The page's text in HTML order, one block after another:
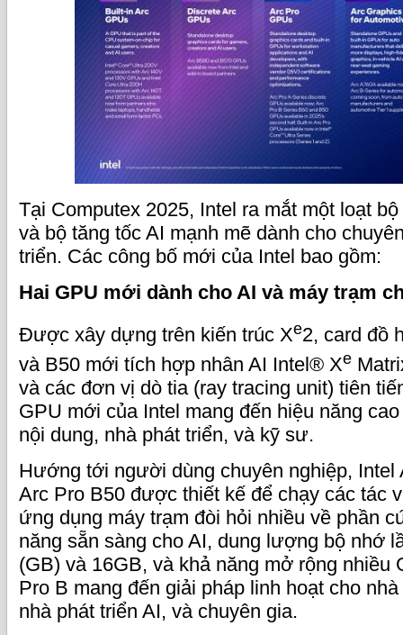
Tại Computex 2025, Intel ra mắt một loạt
và bộ tăng tốc AI mạnh mẽ dành cho
triển. Các công bố mới của Intel bao gồm:
Hai GPU mới dành cho AI và máy trạm c
Được xây dựng trên kiến trúc Xe2, card đồ
và B50 mới tích hợp nhân AI Intel® Xe
và các đơn vị dò tia (ray tracing unit) tiên
GPU mới của Intel mang đến hiệu năng
nội dung, nhà phát triển, và kỹ sư.
Hướng tới người dùng chuyên nghiệp, Intel
Arc Pro B50 được thiết kế để chạy các tác
ứng dụng máy trạm đòi hỏi nhiều về phần
năng sẵn sàng cho AI, dung lượng bộ nhớ
(GB) và 16GB, và khả năng mở rộng nhiều
Pro B mang đến giải pháp linh hoạt cho
nhà phát triển AI, và chuyên gia.